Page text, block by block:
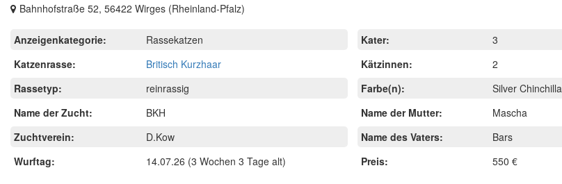
Bahnhofstraße 52, 56422 Wirges (Rheinland-Pfalz)
Anzeigenkategorie:
Rassekatzen
Katzenrasse:
Britisch Kurzhaar
Rassetyp:
reinrassig
Name der Zucht:
BKH
Zuchtverein:
D.Kow
Wurftag:
14.07.26 (3 Wochen 3 Tage alt)
Kater:
3
Kätzinnen:
2
Farbe(n):
Silver Chinchilla
Name der Mutter:
Mascha
Name des Vaters:
Bars
Preis:
550 €